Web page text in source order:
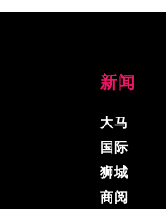
新闻
大马
国际
狮城
商阅